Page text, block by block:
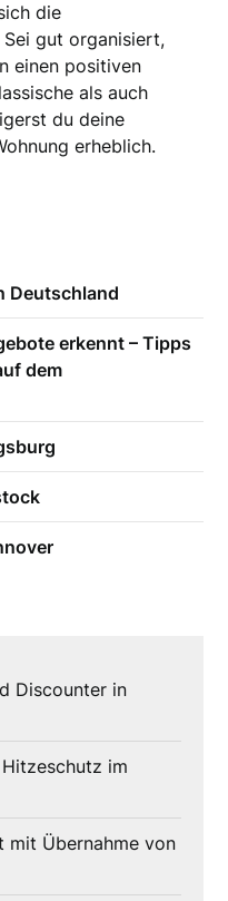
die
gut organisiert,
einen positiven
als auch
du deine
erheblich.
Deutschland
erkennt – Tipps
dem
Discounter in
im
mit Übernahme von